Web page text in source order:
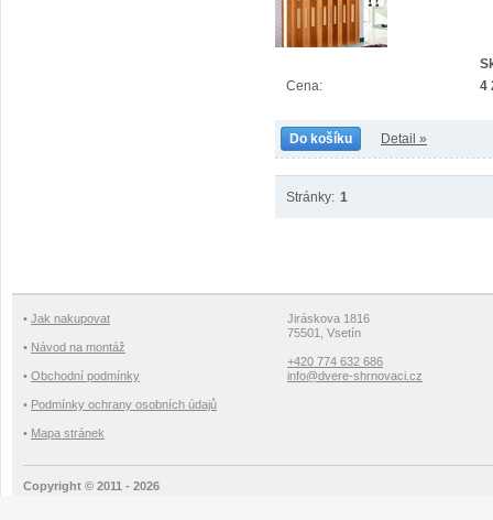
4
Cena:
Do košíku Detail »
Stránky: 1
• Jak nakupovat
• Návod na montáž
• Obchodní podmínky
• Podmínky ochrany osobních údajů
• Mapa stránek
Jiráskova 1816
75501, Vsetín
+420 774 632 686
info@dvere-shrnovaci.cz
Copyright © 2011 - 2026